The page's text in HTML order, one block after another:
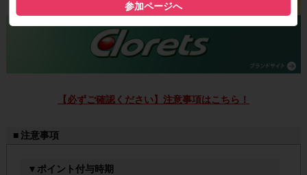
【必ずご確認ください】注意事項はこちら！
■ 注意事項
▼ポイント付与時期
参加ページへ